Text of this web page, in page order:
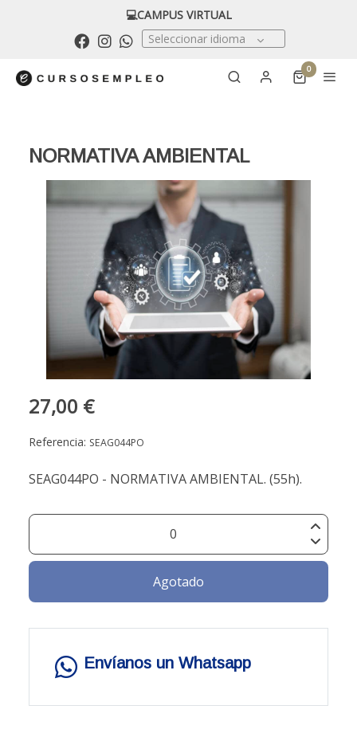
💻CAMPUS VIRTUAL
Seleccionar idioma
0
NORMATIVA AMBIENTAL
27,00 €
Referencia: SEAG044PO
SEAG044PO - NORMATIVA AMBIENTAL. (55h).
Agotado
Envíanos un Whatsapp